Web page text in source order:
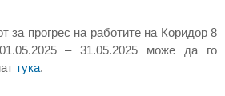
за прогрес на работите на Коридор 8
– 31.05.2025 може да го
тука.